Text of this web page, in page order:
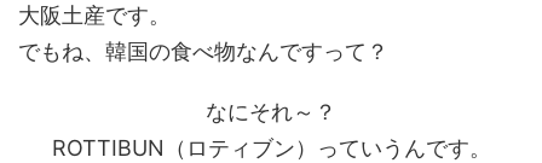
大阪土産です。
でもね、韓国の食べ物なんですって？
なにそれ～？
ROTTIBUN（ロティブン）っていうんです。